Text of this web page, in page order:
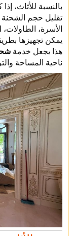
بالنسبة للأثاث،
تقليل حجم
الأسرة،
يمكن تجهيزها
هذا يجعل خدمة
ناحية المساحة